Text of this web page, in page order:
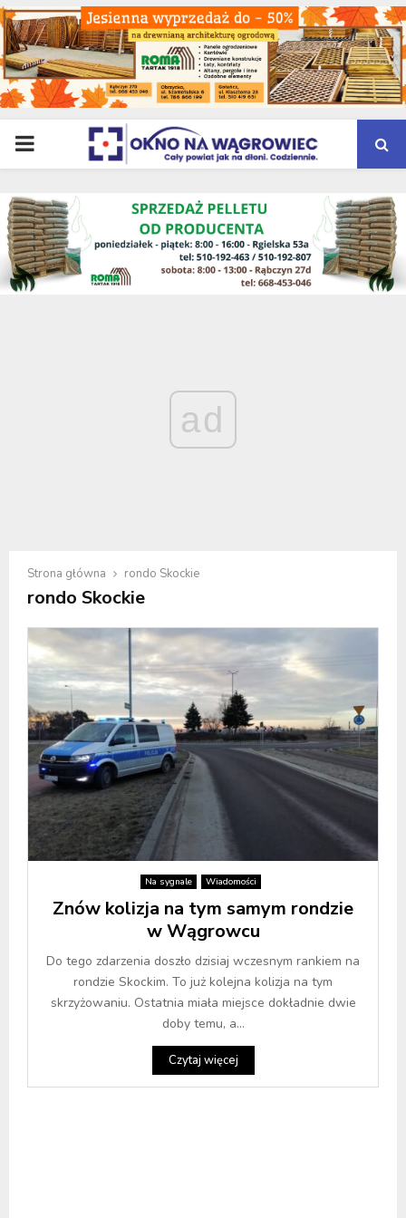
PRIMARY
MENU
ad
Strona główna rondo Skockie
rondo Skockie
Na sygnale Wiadomości
Znów kolizja na tym samym rondzie
w Wągrowcu
Do tego zdarzenia doszło dzisiaj wczesnym rankiem na
rondzie Skockim. To już kolejna kolizja na tym
skrzyżowaniu. Ostatnia miała miejsce dokładnie dwie
doby temu, a...
Czytaj więcej